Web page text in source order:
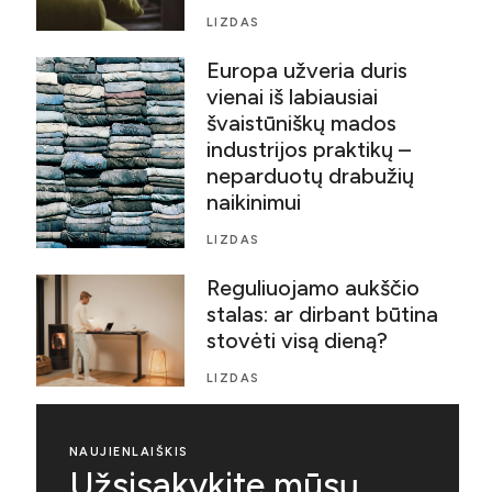
LIZDAS
Europa užveria duris
vienai iš labiausiai
švaistūniškų mados
industrijos praktikų –
neparduotų drabužių
naikinimui
LIZDAS
Reguliuojamo aukščio
stalas: ar dirbant būtina
stovėti visą dieną?
LIZDAS
NAUJIENLAIŠKIS